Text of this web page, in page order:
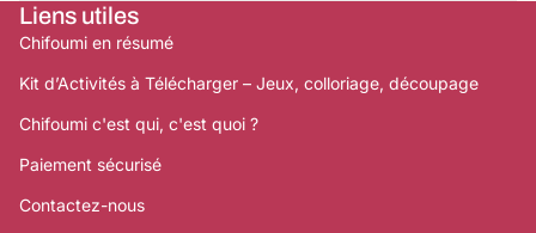
Liens utiles
Chifoumi en résumé
Kit d’Activités à Télécharger – Jeux, colloriage, découpage
Chifoumi c'est qui, c'est quoi ?
Paiement sécurisé
Contactez-nous